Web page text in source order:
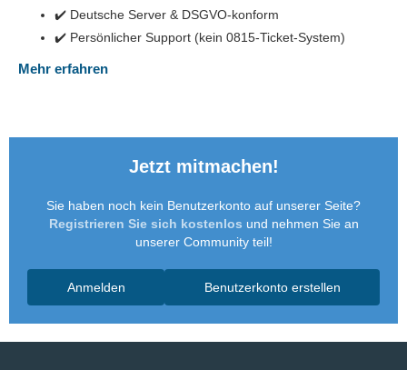
✔️ Deutsche Server & DSGVO-konform
✔️ Persönlicher Support (kein 0815-Ticket-System)
Mehr erfahren
Jetzt mitmachen!
Sie haben noch kein Benutzerkonto auf unserer Seite?
Registrieren Sie sich kostenlos und nehmen Sie an
unserer Community teil!
Benutzerkonto erstellen
Anmelden